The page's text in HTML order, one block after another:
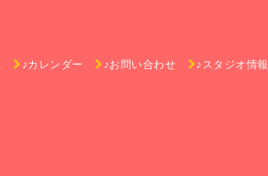
♪カレンダー ♪お問い合わせ ♪スタジオ情報